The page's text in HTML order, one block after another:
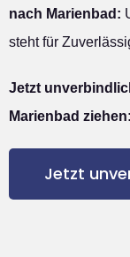
nach Marienbad:
steht für
Jetzt
Marienbad ziehen:
Jetzt